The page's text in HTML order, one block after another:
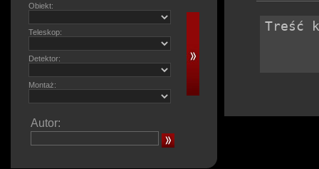
Obiekt:
Teleskop:
Detektor:
Montaż:
Autor: